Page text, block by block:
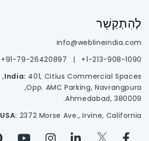
לְהִתְקַשֵׁר
info@weblineindia.com
1-213-908-1090+
|
91-79-26420897+
India: 401, Citius Commercial Spaces,
Opp. AMC Parking, Navrangpura,
Ahmedabad, 380009.
USA: 2372 Morse Ave., Irvine, California